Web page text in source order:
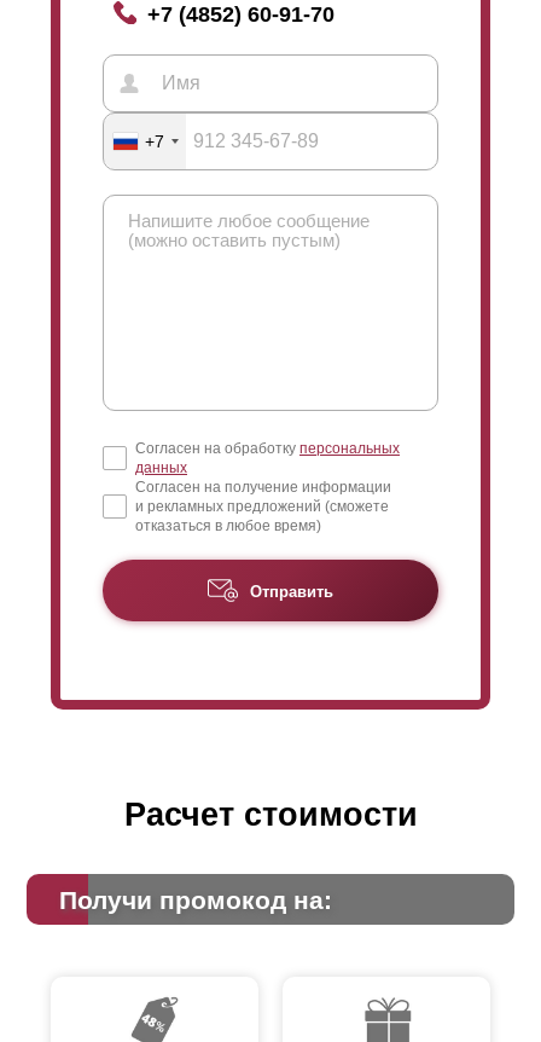
+7 (4852) 60-91-70
+7
Согласен на обработку персональных
данных
Согласен на получение информации
и рекламных предложений (сможете
отказаться в любое время)
Отправить
Расчет стоимости
Получи промокод на: